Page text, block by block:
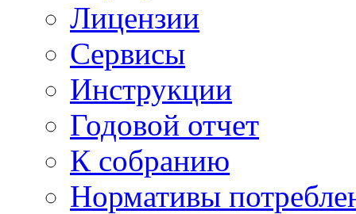
Лицензии
Сервисы
Инструкции
Годовой отчет
К собранию
Нормативы